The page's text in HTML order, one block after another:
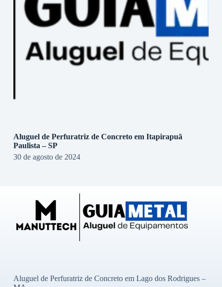
Aluguel de Perfuratriz de Concreto em Itapirapuã
Paulista – SP
30 de agosto de 2024
Aluguel de Perfuratriz de Concreto em Lago dos Rodrigues –